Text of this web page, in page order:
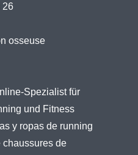
26
osseuse
Spezialist für
und Fitness
y ropas de running
chaussures de